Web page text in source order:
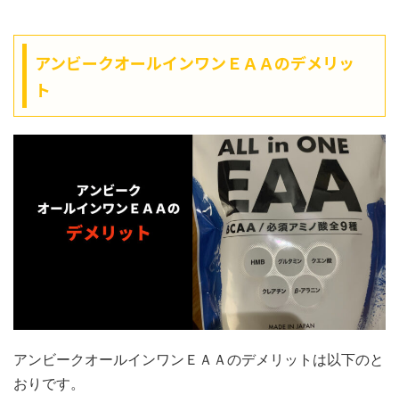
アンビークオールインワンＥＡＡのデメリッ
ト
アンビークオールインワンＥＡＡのデメリットは以下のと
おりです。